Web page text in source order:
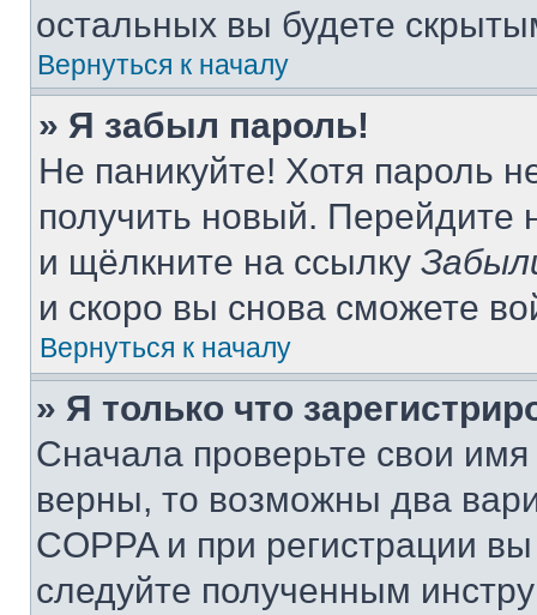
остальных вы будете
Вернуться к началу
» Я забыл пароль!
Не паникуйте! Хотя пароль
получить новый. Перейдите
и щёлкните на ссылку
и скоро вы снова сможете
Вернуться к началу
» Я только что
Сначала проверьте свои
верны, то возможны два
COPPA и при регистрации
следуйте полученным